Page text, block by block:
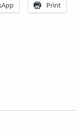
Print